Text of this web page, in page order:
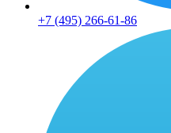
+7 (495) 266-61-86